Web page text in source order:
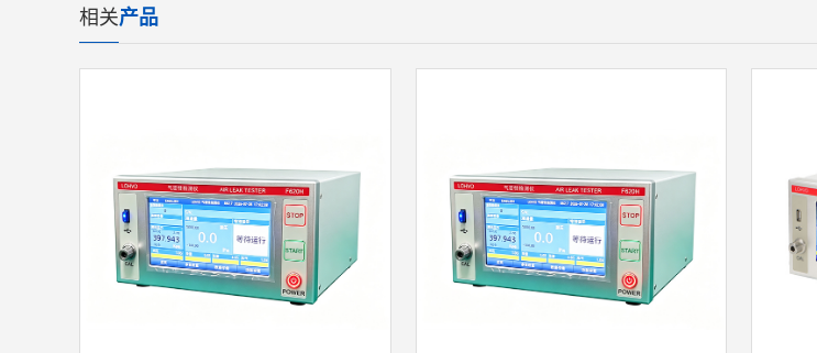
相关产品